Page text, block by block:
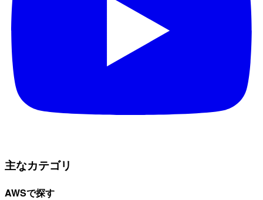
主なカテゴリ
AWSで探す